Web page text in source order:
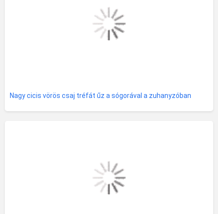
Nagy cicis vörös csaj tréfát űz a sógorával a zuhanyzóban